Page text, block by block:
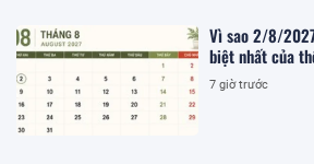
Vì sao 2/8/
biệt nhất của
7 giờ trước